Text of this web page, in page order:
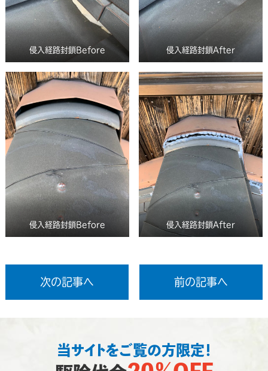
侵入経路封鎖Before 侵入経路封鎖After
侵入経路封鎖Before 侵入経路封鎖After
次の記事へ 前の記事へ
当サイトをご覧の方限定！